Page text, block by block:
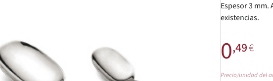
Espesor 3 mm.
existencias.
0,49€
Precio/unidad del